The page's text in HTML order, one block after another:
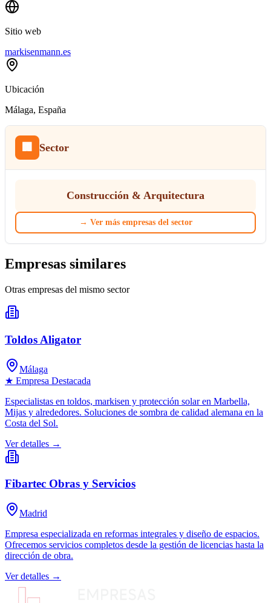
Sitio web
markisenmann.es
Ubicación
Málaga, España
🏢 Sector
Construcción & Arquitectura
→ Ver más empresas del sector
Empresas similares
Otras empresas del mismo sector
Toldos Aligator
Málaga
★ Empresa Destacada
Especialistas en toldos, markisen y protección solar en Marbella,
Mijas y alrededores. Soluciones de sombra de calidad alemana en la
Costa del Sol.
Ver detalles →
Fibartec Obras y Servicios
Madrid
Empresa especializada en reformas integrales y diseño de espacios.
Ofrecemos servicios completos desde la gestión de licencias hasta la
dirección de obra.
Ver detalles →